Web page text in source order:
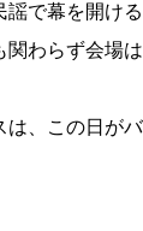
で幕を開け
わらず会場
、この日が